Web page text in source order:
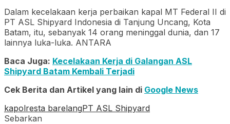
Dalam kecelakaan kerja perbaikan kapal MT Federal II di
PT ASL Shipyard Indonesia di Tanjung Uncang, Kota
Batam, itu, sebanyak 14 orang meninggal dunia, dan 17
lainnya luka-luka. ANTARA
Baca Juga: Kecelakaan Kerja di Galangan ASL
Shipyard Batam Kembali Terjadi
Cek Berita dan Artikel yang lain di Google News
kapolresta barelangPT ASL Shipyard
Sebarkan